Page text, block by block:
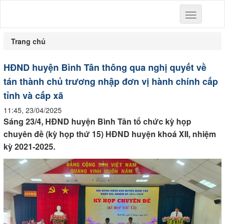
Toggle
navigation
Trang chủ
HĐND huyện Bình Tân thông qua nghị quyết về
tán thành chủ trương nhập đơn vị hành chính cấp
tỉnh và cấp xã
11:45, 23/04/2025
Sáng 23/4, HĐND huyện Bình Tân tổ chức kỳ họp
chuyên đề (kỳ họp thứ 15) HĐND huyện khoá XII, nhiệm
kỳ 2021-2025.